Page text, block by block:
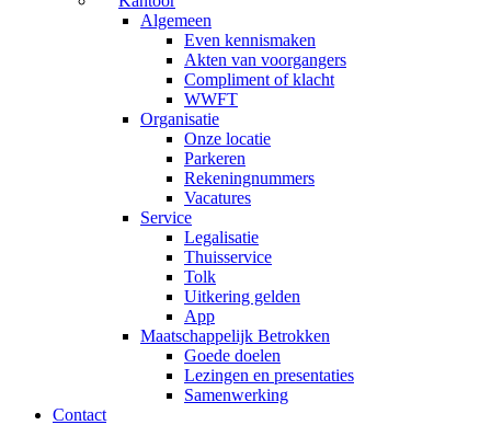
Algemeen
Even kennismaken
Akten van voorgangers
Compliment of klacht
WWFT
Organisatie
Onze locatie
Parkeren
Rekeningnummers
Vacatures
Service
Legalisatie
Thuisservice
Tolk
Uitkering gelden
App
Maatschappelijk Betrokken
Goede doelen
Lezingen en presentaties
Samenwerking
Contact